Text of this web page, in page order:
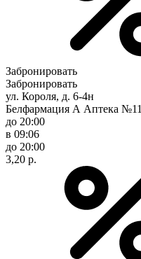
Забронировать
Забронировать
ул. Короля, д. 6-4н
Белфармация А Аптека №11
до 20:00
в 09:06
до 20:00
3,20 р.